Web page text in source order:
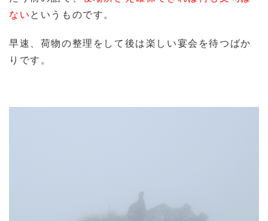
ないというものです。
早速、荷物の整理をして後は楽しい宴会を待つばか
りです。